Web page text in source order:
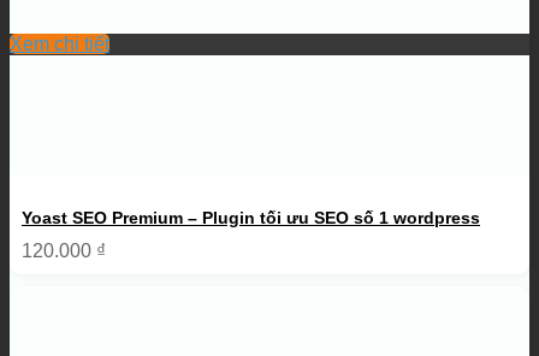
Xem chi tiết
Yoast SEO Premium – Plugin tối ưu SEO số 1 wordpress
120.000 ₫